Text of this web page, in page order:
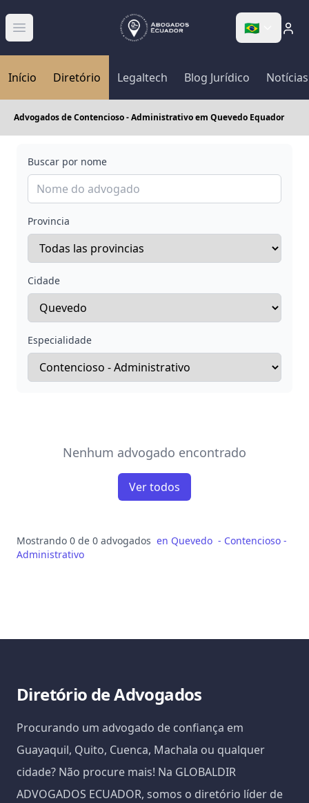
Abrir menú 🇧🇷
Início Diretório Legaltech Blog Jurídico Notícias
Advogados de Contencioso - Administrativo em Quevedo Equador
Buscar por nome
Provincia
Cidade
Especialidade
Nenhum advogado encontrado
Ver todos
Mostrando 0 de 0 advogados en Quevedo - Contencioso -
Administrativo
Diretório de Advogados
Procurando um advogado de confiança em
Guayaquil, Quito, Cuenca, Machala ou qualquer
cidade? Não procure mais! Na GLOBALDIR
ADVOGADOS ECUADOR, somos o diretório líder de